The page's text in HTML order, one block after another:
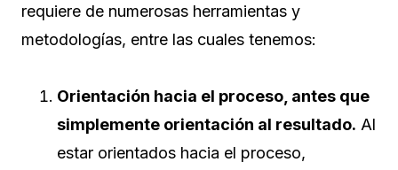
requiere de numerosas herramientas y
metodologías, entre las cuales tenemos:
Orientación hacia el proceso, antes que
simplemente orientación al resultado. Al
estar orientados hacia el proceso,